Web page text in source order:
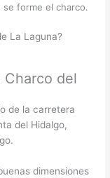
forme el charco.
La Laguna?
Charco del
de la carretera
del Hidalgo,
dimensiones